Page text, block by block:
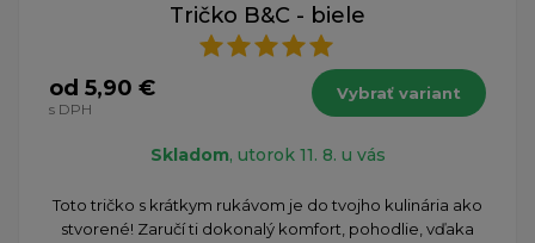
Tričko B&C - biele
od 5,90 €
s DPH
Vybrať variant
Skladom, utorok 11. 8. u vás
Toto tričko s krátkym rukávom je do tvojho kulinária ako
stvorené! Zaručí ti dokonalý komfort, pohodlie, vďaka